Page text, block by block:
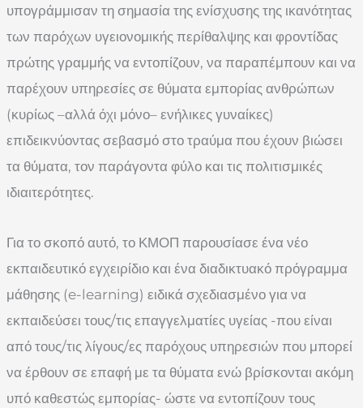
υπογράμμισαν τη σημασία της ενίσχυσης της ικανότητας
των παρόχων υγειονομικής περίθαλψης και φροντίδας
πρώτης γραμμής να εντοπίζουν, να παραπέμπουν και να
παρέχουν υπηρεσίες σε θύματα εμπορίας ανθρώπων
(κυρίως –αλλά όχι μόνο– ενήλικες γυναίκες)
επιδεικνύοντας σεβασμό στο τραύμα που έχουν βιώσει
τα θύματα, τον παράγοντα φύλο και τις πολιτισμικές
ιδιαιτερότητες.
Για το σκοπό αυτό, το ΚΜΟΠ παρουσίασε ένα νέο
εκπαιδευτικό εγχειρίδιο και ένα διαδικτυακό πρόγραμμα
μάθησης (e-learning) ειδικά σχεδιασμένο για να
εκπαιδεύσει τους/τις επαγγελματίες υγείας -που είναι
από τους/τις λίγους/ες παρόχους υπηρεσιών που μπορεί
να έρθουν σε επαφή με τα θύματα ενώ βρίσκονται ακόμη
υπό καθεστώς εμπορίας- ώστε να εντοπίζουν τους